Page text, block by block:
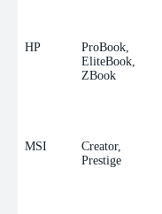
HP
ProBook,
EliteBook,
ZBook
MSI
Creator,
Prestige